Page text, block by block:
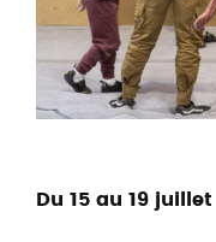
Du 15 au 19 juillet